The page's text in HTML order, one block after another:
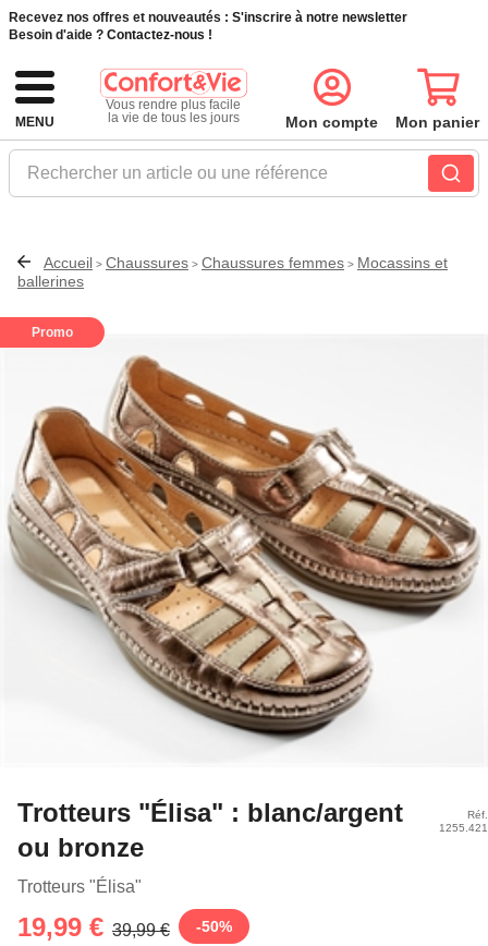
Recevez nos offres et nouveautés : S'inscrire à notre newsletter
Besoin d'aide ? Contactez-nous !
MENU
Vous rendre plus facile
la vie de tous les jours
Rechercher un article ou une référence
Mon compte Mon panier
Accueil > Chaussures > Chaussures femmes > Mocassins et
ballerines
Promo
Trotteurs "Élisa" : blanc/argent
ou bronze
Trotteurs "Élisa"
Réf.
1255.421
19,99 € 39,99 € -50%